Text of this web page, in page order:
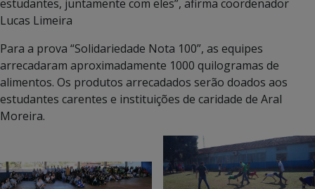
estudantes, juntamente com eles”, afirma coordenador
Lucas Limeira
Para a prova “Solidariedade Nota 100”, as equipes
arrecadaram aproximadamente 1000 quilogramas de
alimentos. Os produtos arrecadados serão doados aos
estudantes carentes e instituições de caridade de Aral
Moreira.